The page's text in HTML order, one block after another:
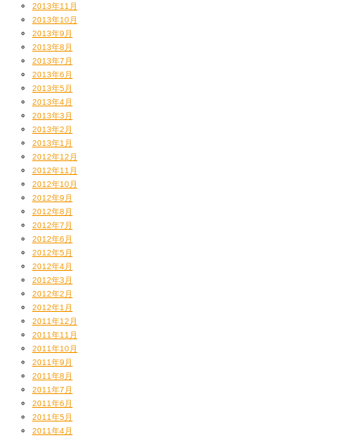
2013年11月
2013年10月
2013年9月
2013年8月
2013年7月
2013年6月
2013年5月
2013年4月
2013年3月
2013年2月
2013年1月
2012年12月
2012年11月
2012年10月
2012年9月
2012年8月
2012年7月
2012年6月
2012年5月
2012年4月
2012年3月
2012年2月
2012年1月
2011年12月
2011年11月
2011年10月
2011年9月
2011年8月
2011年7月
2011年6月
2011年5月
2011年4月